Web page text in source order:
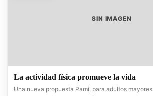
SIN IMAGEN
La actividad física promueve la vida
Una nueva propuesta Pami, para adultos mayores